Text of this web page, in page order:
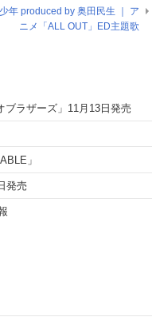
年 produced by 奥田民生 ｜ ア
ニメ「ALL OUT」ED主題歌
ラザーズ」11月13日発売
」
発売